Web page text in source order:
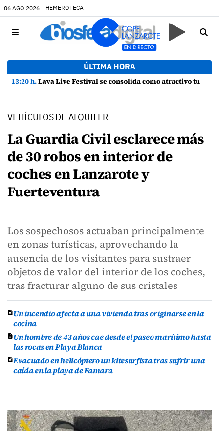
06 AGO 2026 HEMEROTECA
ÚLTIMA HORA
13:20 h.Lava Live Festival se consolida como atractivo turístico y agente dinamizador de la economía de Lanzarote
VEHÍCULOS DE ALQUILER
La Guardia Civil esclarece más
de 30 robos en interior de
coches en Lanzarote y
Fuerteventura
Los sospechosos actuaban principalmente
en zonas turísticas, aprovechando la
ausencia de los visitantes para sustraer
objetos de valor del interior de los coches,
tras fracturar alguno de sus cristales
Un incendio afecta a una vivienda tras originarse en la
cocina
Un hombre de 43 años cae desde el paseo marítimo hasta
las rocas en Playa Blanca
Evacuado en helicóptero un kitesurfista tras sufrir una
caída en la playa de Famara